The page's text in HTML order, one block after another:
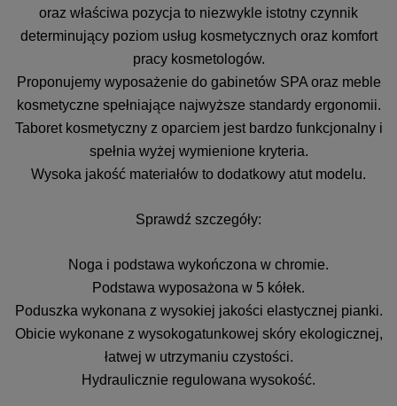
oraz właściwa pozycja to niezwykle istotny czynnik
determinujący poziom usług kosmetycznych oraz komfort
pracy kosmetologów.
Proponujemy wyposażenie do gabinetów SPA oraz meble
kosmetyczne spełniające najwyższe standardy ergonomii.
Taboret kosmetyczny z oparciem jest bardzo funkcjonalny i
spełnia wyżej wymienione kryteria.
Wysoka jakość materiałów to dodatkowy atut modelu.
Sprawdź szczegóły:
Noga i podstawa wykończona w chromie.
Podstawa wyposażona w 5 kółek.
Poduszka wykonana z wysokiej jakości elastycznej pianki.
Obicie wykonane z wysokogatunkowej skóry ekologicznej,
łatwej w utrzymaniu czystości.
Hydraulicznie regulowana wysokość.